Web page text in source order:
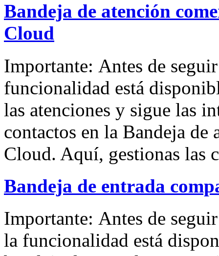
Bandeja de atención
Cloud
Importante: Antes de
funcionalidad está
las atenciones y sigue las
contactos en la Bandeja
Cloud. Aquí, gestionas las
Bandeja de entrada
Importante: Antes de
la funcionalidad está